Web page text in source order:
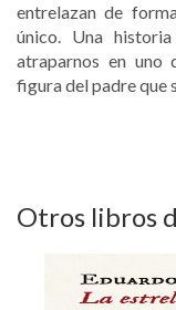
entrelazan de
único. Una
atraparnos en uno
figura del padre que
Otros libros